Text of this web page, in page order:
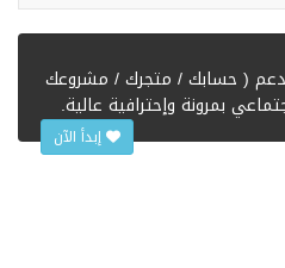
( حسابك / متجرك / مشروعك
بمرونة وإحترافية عالية.
إبدأ الآن